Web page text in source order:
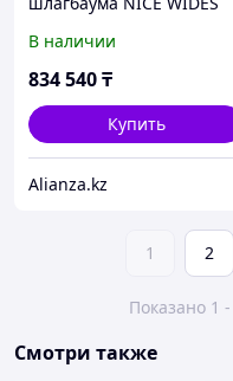
В наличии
834 540₸
Купить
Alianza.kz
1 2
Показано 1
Смотри также